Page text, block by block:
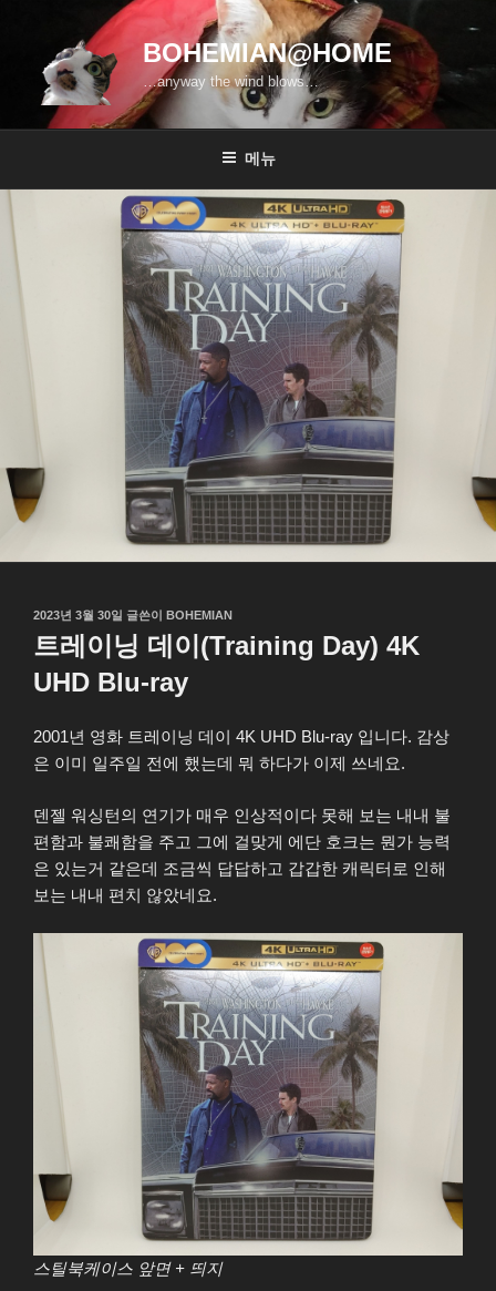
기
BOHEMIAN@HOME
…anyway the wind blows…
메뉴
작
성
일
자
2023년 3월 30일 글쓴이 BOHEMIAN
트레이닝 데이(Training Day) 4K
UHD Blu-ray
2001년 영화 트레이닝 데이 4K UHD Blu-ray 입니다. 감상
은 이미 일주일 전에 했는데 뭐 하다가 이제 쓰네요.
덴젤 워싱턴의 연기가 매우 인상적이다 못해 보는 내내 불
편함과 불쾌함을 주고 그에 걸맞게 에단 호크는 뭔가 능력
은 있는거 같은데 조금씩 답답하고 갑갑한 캐릭터로 인해
보는 내내 편치 않았네요.
스틸북케이스 앞면 + 띄지